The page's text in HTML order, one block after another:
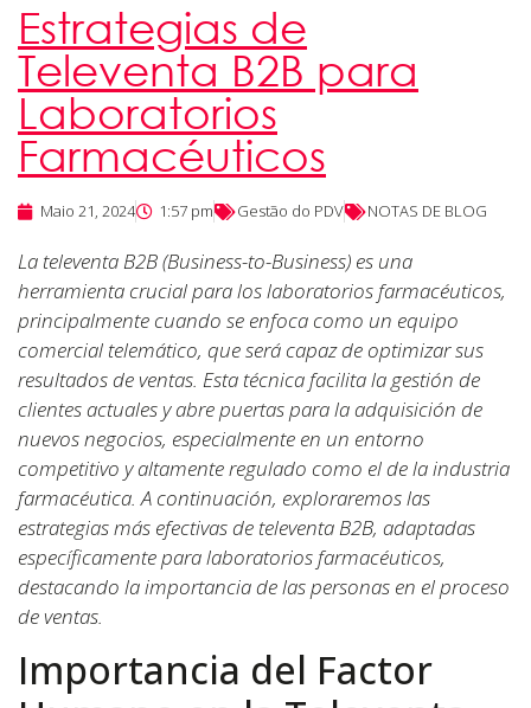
Estrategias de
Televenta B2B para
Laboratorios
Farmacéuticos
Maio 21, 2024 1:57 pm Gestão do PDV NOTAS DE BLOG
La televenta B2B (Business-to-Business) es una
herramienta crucial para los laboratorios farmacéuticos,
principalmente cuando se enfoca como un equipo
comercial telemático, que será capaz de optimizar sus
resultados de ventas. Esta técnica facilita la gestión de
clientes actuales y abre puertas para la adquisición de
nuevos negocios, especialmente en un entorno
competitivo y altamente regulado como el de la industria
farmacéutica. A continuación, exploraremos las
estrategias más efectivas de televenta B2B, adaptadas
específicamente para laboratorios farmacéuticos,
destacando la importancia de las personas en el proceso
de ventas.
Importancia del Factor